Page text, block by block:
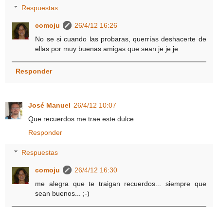
Respuestas
comoju
26/4/12 16:26
No se si cuando las probaras, querrías deshacerte de
ellas por muy buenas amigas que sean je je je
Responder
José Manuel 26/4/12 10:07
Que recuerdos me trae este dulce
Responder
Respuestas
comoju
26/4/12 16:30
me alegra que te traigan recuerdos... siempre que
sean buenos... ;-)